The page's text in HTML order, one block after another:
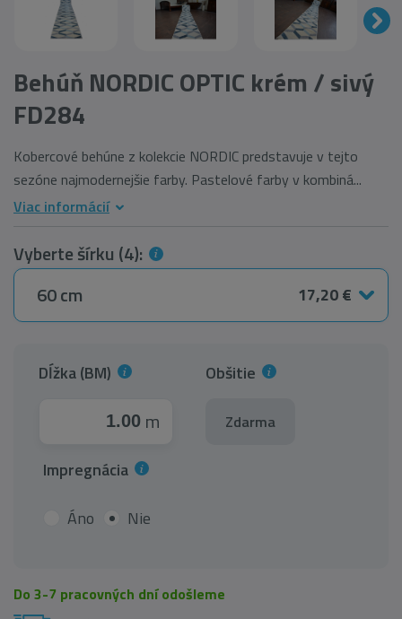
Behúň NORDIC OPTIC krém / sivý
FD284
Kobercové behúne z kolekcie NORDIC predstavuje v tejto
sezóne najmodernejšie farby. Pastelové farby v kombiná...
Viac informácií
Vyberte šírku (4):
60 cm
17,20 €
Dĺžka (BM)
m
Obšitie
Zdarma
Impregnácia
Áno Nie
Do 3-7 pracovných dní odošleme